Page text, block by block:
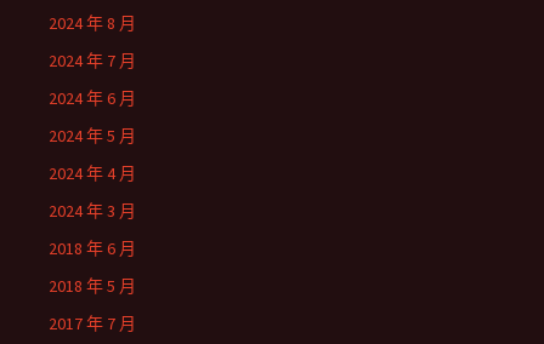
2024 年 8 月
2024 年 7 月
2024 年 6 月
2024 年 5 月
2024 年 4 月
2024 年 3 月
2018 年 6 月
2018 年 5 月
2017 年 7 月